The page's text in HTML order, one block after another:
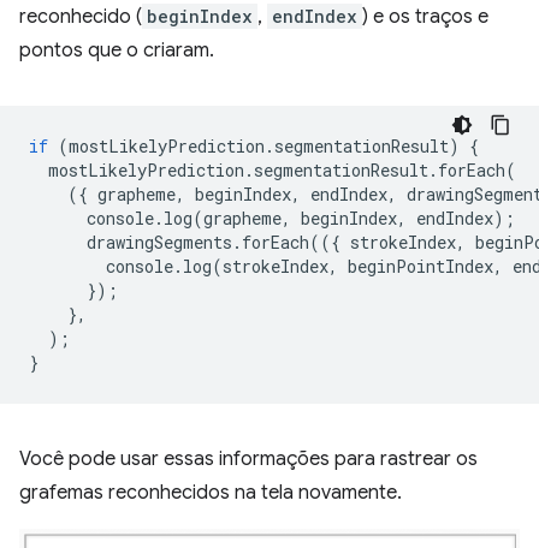
reconhecido ( beginIndex , endIndex ) e os traços e
pontos que o criaram.
if (mostLikelyPrediction . segmentationResult)
{
mostLikelyPrediction . segmentationResult. forEach(
({ grapheme, beginIndex, endIndex,
console. log(grapheme, beginIndex, endIndex);
drawingSegments . forEach(({ strokeIndex,
console. log(strokeIndex, beginPointIndex,
});
},
);
}
Você pode usar essas informações para rastrear os
grafemas reconhecidos na tela novamente.